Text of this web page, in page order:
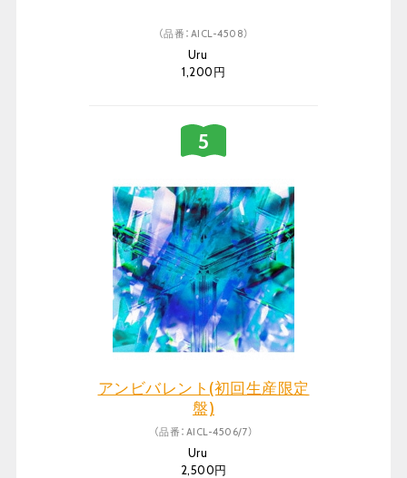
（品番：AICL-4508）
Uru
1,200円
アンビバレント(初回生産限定
盤)
（品番：AICL-4506/7）
Uru
2,500円